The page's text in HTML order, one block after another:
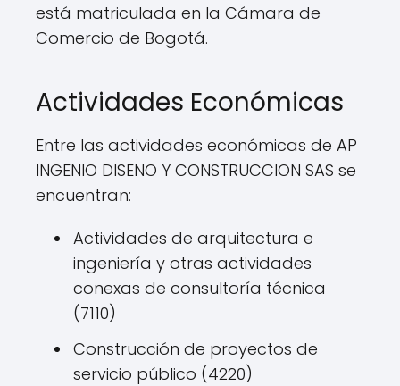
está matriculada en la Cámara de
Comercio de Bogotá.
Actividades Económicas
Entre las actividades económicas de AP
INGENIO DISENO Y CONSTRUCCION SAS se
encuentran:
Actividades de arquitectura e
ingeniería y otras actividades
conexas de consultoría técnica
(7110)
Construcción de proyectos de
servicio público (4220)